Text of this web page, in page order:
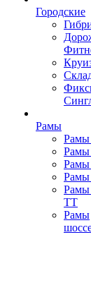
Городские
Рамы
Рамы
Рамы
Рамы
Рамы
Рамы
ТТ
Рамы